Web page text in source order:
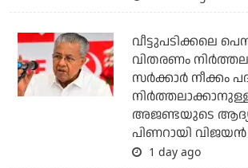
വീട്ടുപടിക്കലെ
വിതരണം
സര്‍ക്കാര്‍ നീക്കം
അജണ്ടയുടെ ആദ്യ
പിണറായി വിജയന്‍
1 day ago